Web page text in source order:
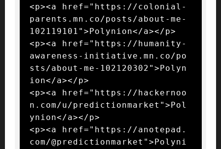
<p><a href="https://colonial-
parents.mn.co/posts/about-me-
102119101">Polynion</a></p>
<p><a href="https://humanity-
awareness-initiative.mn.co/po
sts/about-me-102120302">Polyn
ion</a></p>
<p><a href="https://hackernoo
n.com/u/predictionmarket">Pol
ynion</a></p>
<p><a href="https://anotepad.
com/@predictionmarket">Polyni